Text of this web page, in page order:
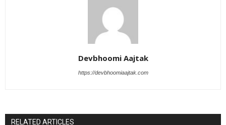
Devbhoomi Aajtak
https://devbhoomiaajtak.com
RELATED ARTICLES